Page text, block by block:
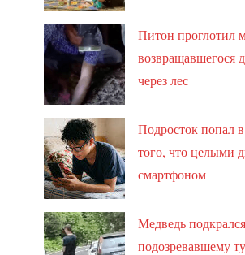
Питон проглотил
возвращавшегося
через лес
Подросток попал
того, что целыми
смартфоном
Медведь
подозревавшему